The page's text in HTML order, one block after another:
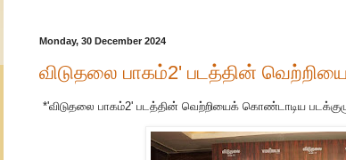
Monday, 30 December 2024
விடுதலை பாகம்2' படத்தின்
*'விடுதலை பாகம்2' படத்தின் வெற்றியைக் கொண்டாடிய